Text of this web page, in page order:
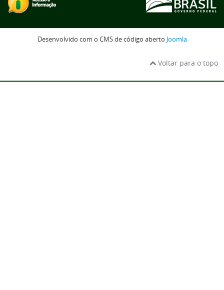
Desenvolvido com o CMS de código aberto Joomla
Voltar para o topo